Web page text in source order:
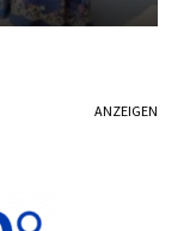
ANZEIGEN